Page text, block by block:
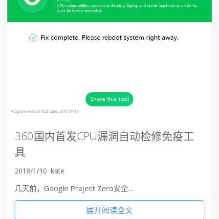
360国内首发CPU漏洞自动检修免疫工
具
2018/1/10 kate
几天前，Google Project Zero安全…
展开阅读全文